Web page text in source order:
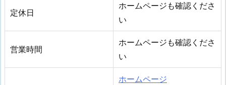
定休日
ホームページも確認くださ
い
営業時間
ホームページも確認くださ
い
ホームページ